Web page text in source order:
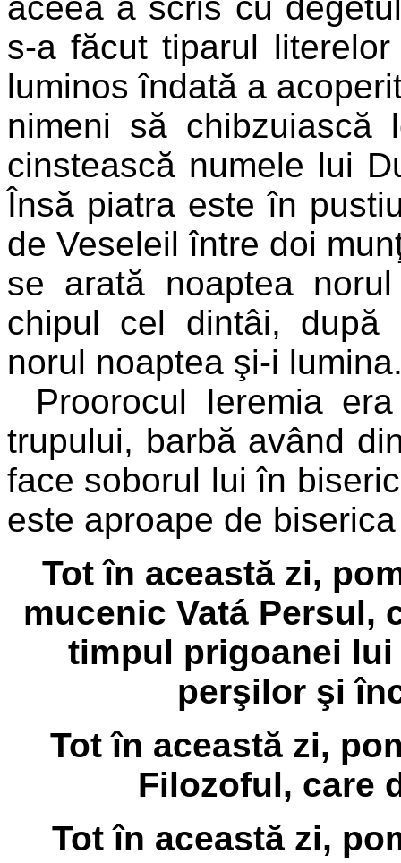
s-a făcut tiparul
luminos îndată a
nimeni să
cinstească numele lui
Însă piatra este în
de Veseleil între doi
se arată noaptea
chipul cel dintâi, după
norul noaptea şi-i
Proorocul Ieremia
trupului, barbă având
face soborul lui în
este aproape de
Tot în această zi,
mucenic Vatá Persul,
timpul prigoanei lui
perşilor şi
Tot în această zi,
Filozoful, care
Tot în această zi,